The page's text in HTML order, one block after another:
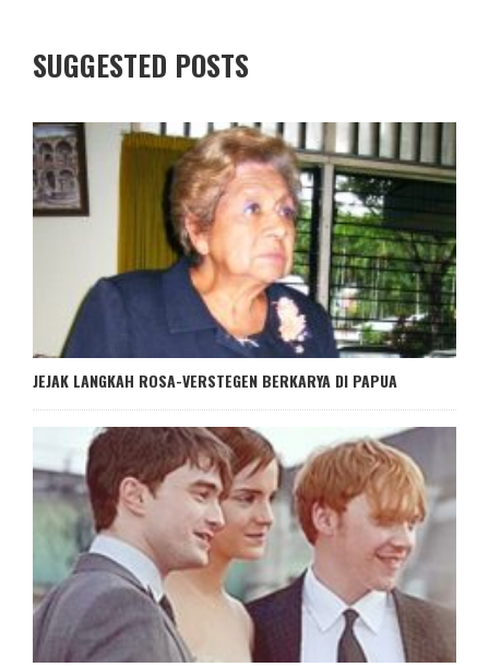
SUGGESTED POSTS
JEJAK LANGKAH ROSA-VERSTEGEN BERKARYA DI PAPUA